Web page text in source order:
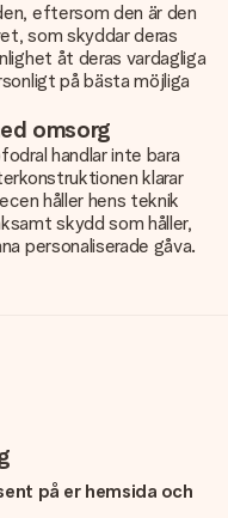
eftersom den är den
som skyddar deras
åt deras vardagliga
på bästa möjliga
omsorg
handlar inte bara
klarar
håller hens teknik
skydd som håller,
personaliserade gåva.
på er hemsida och